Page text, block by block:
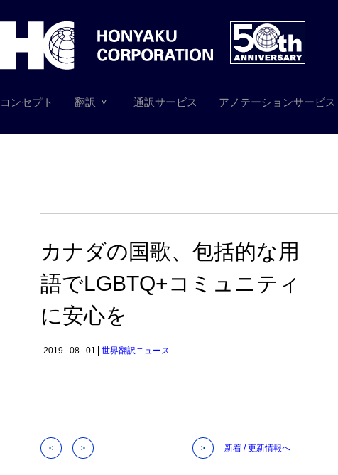
コンセプト 翻訳 通訳サービス アノテーションサービス
カナダの国歌、包括的な用
語でLGBTQ+コミュニティ
に安心を
2019 . 08 . 01 世界翻訳ニュース
新着 / 更新情報へ